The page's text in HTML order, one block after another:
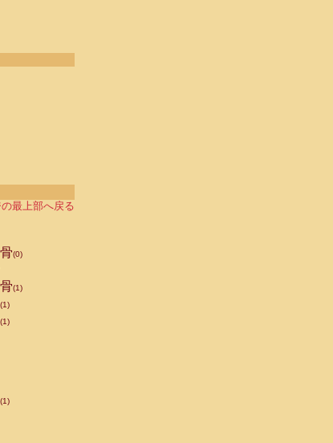
最上部へ戻る
(0)
(1)
(1)
(1)
(1)